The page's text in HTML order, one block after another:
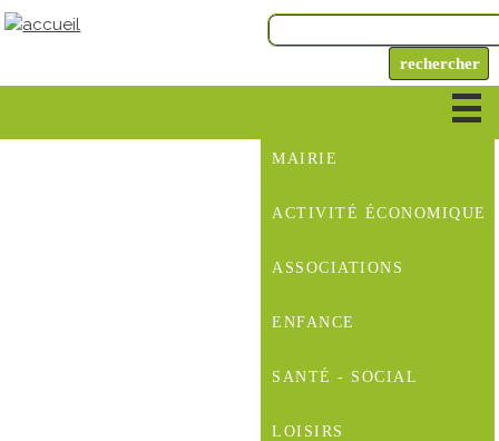
MAIRIE
ACTIVITÉ ÉCONOMIQUE
ASSOCIATIONS
ENFANCE
SANTÉ - SOCIAL
LOISIRS